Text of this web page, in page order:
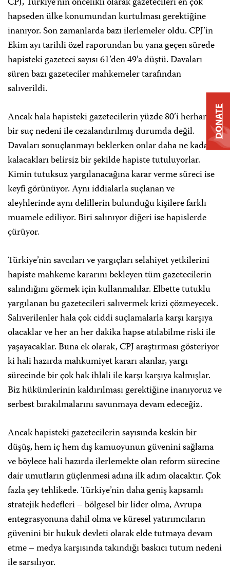
hapseden ülke konumundan kurtulması gerektiğine
inanıyor. Son zamanlarda bazı ilerlemeler oldu. CPJ’in
Ekim ayı tarihli özel raporundan bu yana geçen sürede
hapisteki gazeteci sayısı 61’den 49’a düştü. Davaları
süren bazı gazeteciler mahkemeler tarafından
salıverildi.
Ancak hala hapisteki gazetecilerin yüzde 80’i herhangi
bir suç nedeni ile cezalandırılmış durumda değil.
Davaları sonuçlanmayı beklerken onlar daha ne kadar
kalacakları belirsiz bir şekilde hapiste tutuluyorlar.
Kimin tutuksuz yargılanacağına karar verme süreci ise
keyfi görünüyor. Aynı iddialarla suçlanan ve
aleyhlerinde aynı delillerin bulunduğu kişilere farklı
muamele ediliyor. Biri salınıyor diğeri ise hapislerde
çürüyor.
Türkiye’nin savcıları ve yargıçları selahiyet yetkilerini
hapiste mahkeme kararını bekleyen tüm gazetecilerin
salındığını görmek için kullanmalılar. Elbette tutuklu
yargılanan bu gazetecileri salıvermek krizi çözmeyecek.
Salıverilenler hala çok ciddi suçlamalarla karşı karşıya
olacaklar ve her an her dakika hapse atılabilme riski ile
yaşayacaklar. Buna ek olarak, CPJ araştırması gösteriyor
ki hali hazırda mahkumiyet kararı alanlar, yargı
sürecinde bir çok hak ihlali ile karşı karşıya kalmışlar.
Biz hükümlerinin kaldırılması gerektiğine inanıyoruz ve
serbest bırakılmalarını savunmaya devam edeceğiz.
Ancak hapisteki gazetecilerin sayısında keskin bir
düşüş, hem iç hem dış kamuoyunun güvenini sağlama
ve böylece hali hazırda ilerlemekte olan reform sürecine
dair umutların güçlenmesi adına ilk adım olacaktır. Çok
fazla şey tehlikede. Türkiye’nin daha geniş kapsamlı
stratejik hedefleri – bölgesel bir lider olma, Avrupa
entegrasyonuna dahil olma ve küresel yatırımcıların
güvenini bir hukuk devleti olarak elde tutmaya devam
etme – medya karşısında takındığı baskıcı tutum nedeni
ile sarsılıyor.
DONATE